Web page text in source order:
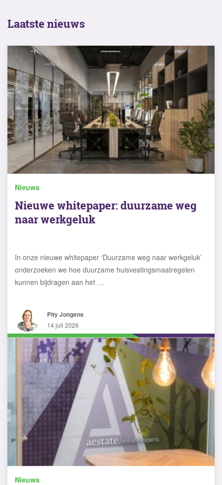
Laatste nieuws
Nieuws
Nieuwe whitepaper: duurzame weg
naar werkgeluk
In onze nieuwe whitepaper ‘Duurzame weg naar werkgeluk’
onderzoeken we hoe duurzame huisvestingsmaatregelen
kunnen bijdragen aan het …
Pity Jongens
14 juli 2026
Nieuws